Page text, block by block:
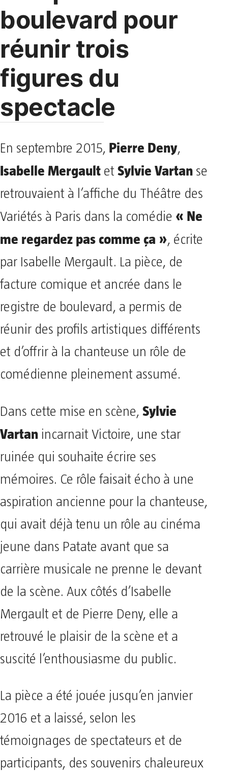
boulevard pour
réunir trois
figures du
spectacle
En septembre 2015, Pierre Deny,
Isabelle Mergault et Sylvie Vartan se
retrouvaient à l’affiche du Théâtre des
Variétés à Paris dans la comédie « Ne
me regardez pas comme ça », écrite
par Isabelle Mergault. La pièce, de
facture comique et ancrée dans le
registre de boulevard, a permis de
réunir des profils artistiques différents
et d’offrir à la chanteuse un rôle de
comédienne pleinement assumé.
Dans cette mise en scène, Sylvie
Vartan incarnait Victoire, une star
ruinée qui souhaite écrire ses
mémoires. Ce rôle faisait écho à une
aspiration ancienne pour la chanteuse,
qui avait déjà tenu un rôle au cinéma
jeune dans Patate avant que sa
carrière musicale ne prenne le devant
de la scène. Aux côtés d’Isabelle
Mergault et de Pierre Deny, elle a
retrouvé le plaisir de la scène et a
suscité l’enthousiasme du public.
La pièce a été jouée jusqu’en janvier
2016 et a laissé, selon les
témoignages de spectateurs et de
participants, des souvenirs chaleureux